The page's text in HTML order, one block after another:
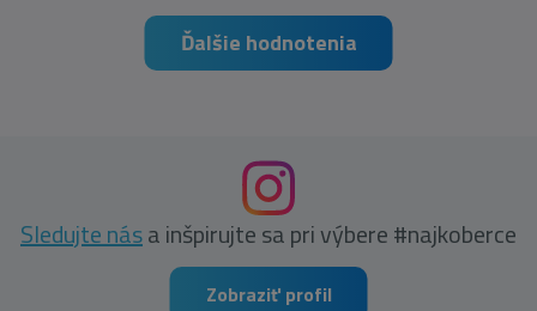
Ďalšie hodnotenia
Sledujte nása inšpirujte sa pri výbere #najkoberce
Zobraziť profil